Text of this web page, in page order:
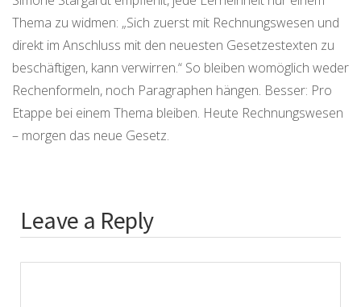
Thema zu widmen: „Sich zuerst mit Rechnungswesen und
direkt im Anschluss mit den neuesten Gesetzestexten zu
beschäftigen, kann verwirren.“ So bleiben womöglich weder
Rechenformeln, noch Paragraphen hängen. Besser: Pro
Etappe bei einem Thema bleiben. Heute Rechnungswesen
– morgen das neue Gesetz.
Leave a Reply